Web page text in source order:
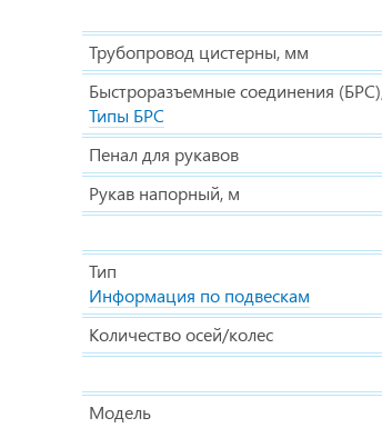
Трубопровод цистерны, мм
Быстроразъемные соединения
Типы БРС
Пенал для рукавов
Рукав напорный, м
Тип
Информация по подвескам
Количество осей/колес
Модель